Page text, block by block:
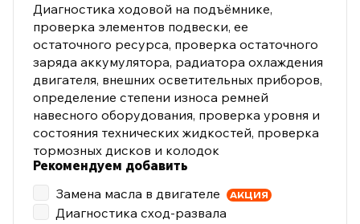
Диагностика ходовой на подъёмнике,
проверка элементов подвески, ее
остаточного ресурса, проверка остаточного
заряда аккумулятора, радиатора охлаждения
двигателя, внешних осветительных приборов,
определение степени износа ремней
навесного оборудования, проверка уровня и
состояния технических жидкостей, проверка
тормозных дисков и колодок
Рекомендуем добавить
АКЦИЯ
Замена масла в двигателе
Диагностика сход-развала